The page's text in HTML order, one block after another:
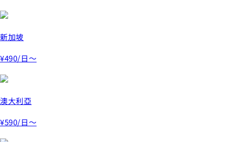
新加坡
¥490/日～
澳大利亞
¥590/日～